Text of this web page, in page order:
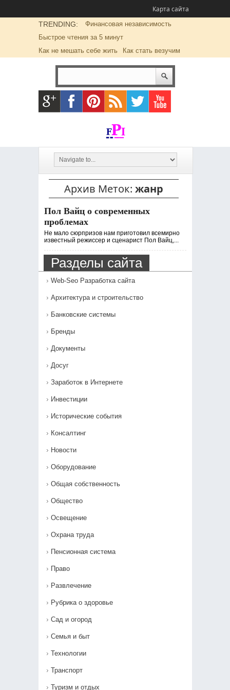
Карта сайта
TRENDING:
Финансовая независимость
Быстрое чтения за 5 минут
Как не мешать себе жить
Как стать везучим
Архив Меток: жанр
Пол Вайц о современных
проблемах
Не мало сюрпризов нам приготовил всемирно
известный режиссер и сценарист Пол Вайц,...
Разделы сайта
Web-Seo Разработка сайта
Архитектура и строительство
Банковские системы
Бренды
Документы
Досуг
Заработок в Интернете
Инвестиции
Исторические события
Консалтинг
Новости
Оборудование
Общая собственность
Общество
Освещение
Охрана труда
Пенсионная система
Право
Развлечение
Рубрика о здоровье
Сад и огород
Семья и быт
Технологии
Транспорт
Туризм и отдых